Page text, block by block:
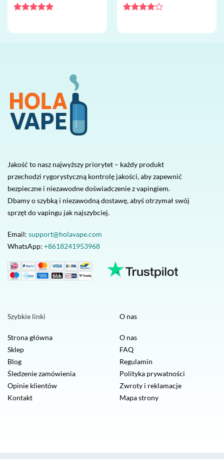
mesh, jednorazowy vape hurt
wyświetlacz LED, hurtowy
Jakość to nasz najwyższy priorytet – każdy produkt
przechodzi rygorystyczną kontrolę jakości, aby zapewnić
bezpieczne i niezawodne doświadczenie z vapingiem.
Dbamy o szybką i niezawodną dostawę, abyś otrzymał swój
sprzęt do vapingu jak najszybciej.
Email: support@holavape.com
WhatsApp: +8618241953968
Szybkie linki
Strona główna
Sklep
Blog
Śledzenie zamówienia
Opinie klientów
Kontakt
O nas
O nas
FAQ
Regulamin
Polityka prywatności
Zwroty i reklamacje
Mapa strony